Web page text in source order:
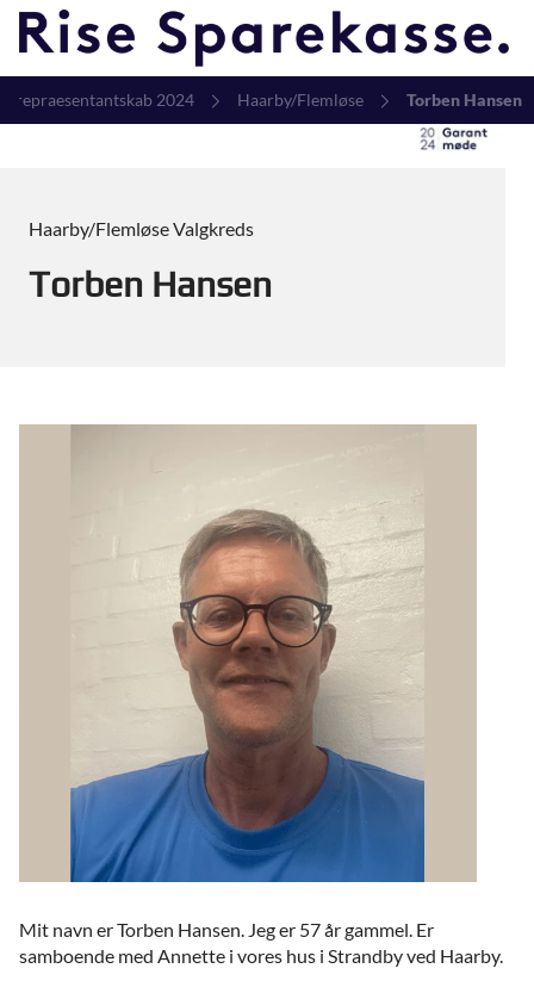
repraesentantskab 2024 Haarby/Flemløse Torben Hansen
Haarby/Flemløse Valgkreds
Torben Hansen
Mit navn er Torben Hansen. Jeg er 57 år gammel. Er
samboende med Annette i vores hus i Strandby ved Haarby.